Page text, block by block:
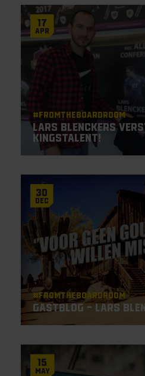
17
Apr
#Fromtheboardroom
Lars Blenckers
KingsTalent!
30
Dec
#Fromtheboardroom
Gastblog – Lars
15
May